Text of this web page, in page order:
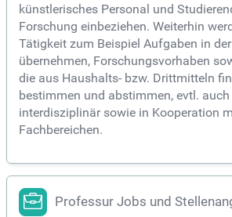
künstlerisches Personal und
Forschung einbeziehen. Weiterhin
Tätigkeit zum Beispiel Aufgaben in
übernehmen, Forschungsvorhaben
die aus Haushalts- bzw. Drittmitteln
bestimmen und abstimmen, evtl. auch
interdisziplinär sowie in Kooperation
Fachbereichen.
Professur Jobs und